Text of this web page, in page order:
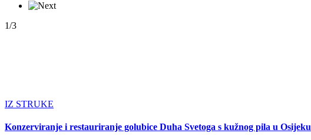
1/3
IZ STRUKE
Konzerviranje i restauriranje golubice Duha Svetoga s kužnog pila u Osijeku